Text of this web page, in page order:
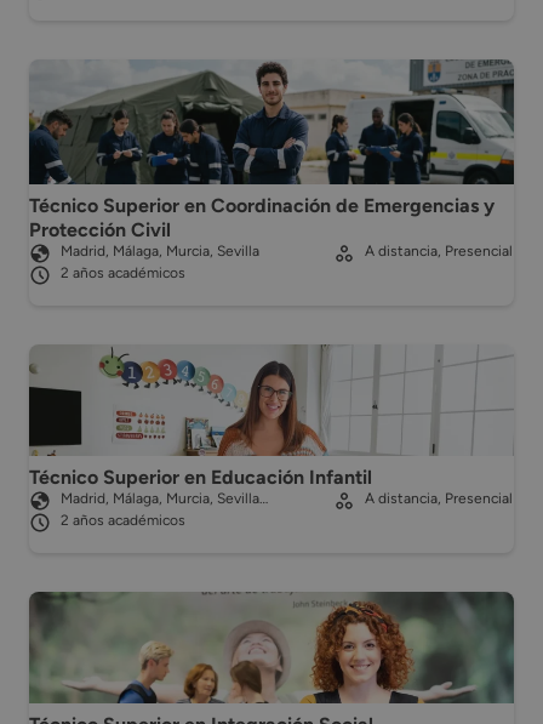
Técnico Superior en Coordinación de Emergencias y
Protección Civil
Madrid, Málaga, Murcia, Sevilla
2 años académicos
A distancia, Presencial
Técnico Superior en Educación Infantil
Madrid, Málaga, Murcia, Sevilla…
2 años académicos
A distancia, Presencial